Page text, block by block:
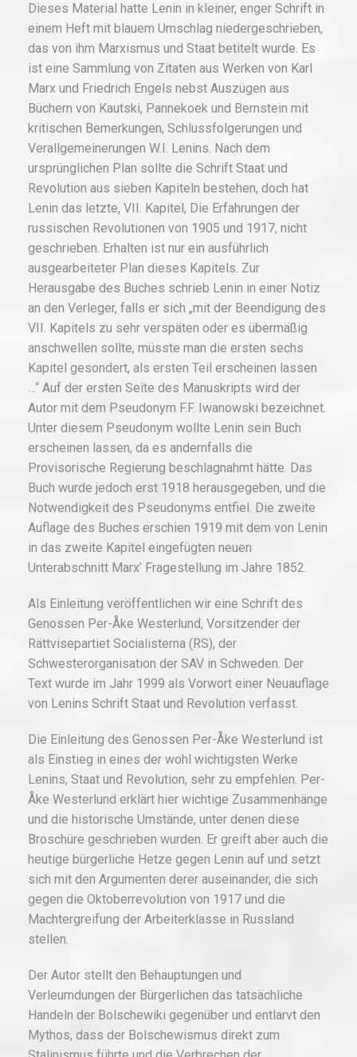
Dieses Material hatte Lenin in kleiner, enger Schrift in
einem Heft mit blauem Umschlag niedergeschrieben,
das von ihm Marxismus und Staat betitelt wurde. Es
ist eine Sammlung von Zitaten aus Werken von Karl
Marx und Friedrich Engels nebst Auszügen aus
Büchern von Kautski, Pannekoek und Bernstein mit
kritischen Bemerkungen, Schlussfolgerungen und
Verallgemeinerungen W.I. Lenins. Nach dem
ursprünglichen Plan sollte die Schrift Staat und
Revolution aus sieben Kapiteln bestehen, doch hat
Lenin das letzte, VII. Kapitel, Die Erfahrungen der
russischen Revolutionen von 1905 und 1917, nicht
geschrieben. Erhalten ist nur ein ausführlich
ausgearbeiteter Plan dieses Kapitels. Zur
Herausgabe des Buches schrieb Lenin in einer Notiz
an den Verleger, falls er sich „mit der Beendigung des
VII. Kapitels zu sehr verspäten oder es übermäßig
anschwellen sollte, müsste man die ersten sechs
Kapitel gesondert, als ersten Teil erscheinen lassen
…“ Auf der ersten Seite des Manuskripts wird der
Autor mit dem Pseudonym F.F. Iwanowski bezeichnet.
Unter diesem Pseudonym wollte Lenin sein Buch
erscheinen lassen, da es andernfalls die
Provisorische Regierung beschlagnahmt hätte. Das
Buch wurde jedoch erst 1918 herausgegeben, und die
Notwendigkeit des Pseudonyms entfiel. Die zweite
Auflage des Buches erschien 1919 mit dem von Lenin
in das zweite Kapitel eingefügten neuen
Unterabschnitt Marx’ Fragestellung im Jahre 1852.
Als Einleitung veröffentlichen wir eine Schrift des
Genossen Per-Åke Westerlund, Vorsitzender der
Rättvisepartiet Socialisterna (RS), der
Schwesterorganisation der SAV in Schweden. Der
Text wurde im Jahr 1999 als Vorwort einer Neuauflage
von Lenins Schrift Staat und Revolution verfasst.
Die Einleitung des Genossen Per-Åke Westerlund ist
als Einstieg in eines der wohl wichtigsten Werke
Lenins, Staat und Revolution, sehr zu empfehlen. Per-
Åke Westerlund erklärt hier wichtige Zusammenhänge
und die historische Umstände, unter denen diese
Broschüre geschrieben wurden. Er greift aber auch die
heutige bürgerliche Hetze gegen Lenin auf und setzt
sich mit den Argumenten derer auseinander, die sich
gegen die Oktoberrevolution von 1917 und die
Machtergreifung der Arbeiterklasse in Russland
stellen.
Der Autor stellt den Behauptungen und
Verleumdungen der Bürgerlichen das tatsächliche
Handeln der Bolschewiki gegenüber und entlarvt den
Mythos, dass der Bolschewismus direkt zum